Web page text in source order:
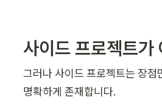
사이드 프로젝트가
그러나 사이드 프로젝트는 장점
명확하게 존재합니다.